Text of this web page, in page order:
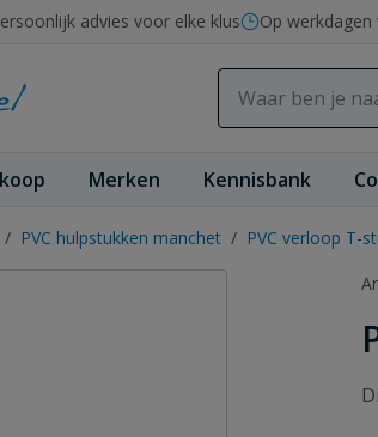
advies voor elke klus Op
Merken Kennisbank
/ PVC hulpstukken manchet / PVC verloop T-